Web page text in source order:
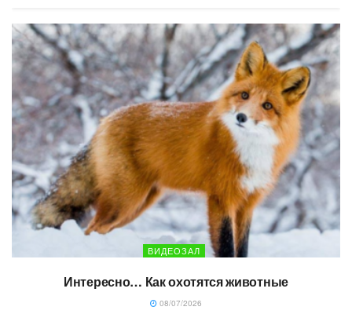
ВИДЕОЗАЛ
Интересно… Как охотятся животные
08/07/2026